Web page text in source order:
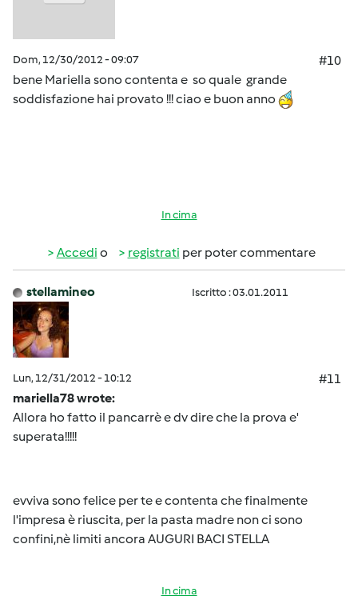
Dom, 12/30/2012 - 09:07
#10
bene Mariella sono contenta e so quale grande
soddisfazione hai provato !!! ciao e buon anno
In cima
Accedi o registrati per poter commentare
stellamineo Iscritto : 03.01.2011
Lun, 12/31/2012 - 10:12
#11
mariella78 wrote:
Allora ho fatto il pancarrè e dv dire che la prova e'
superata!!!!!
evviva sono felice per te e contenta che finalmente
l'impresa è riuscita, per la pasta madre non ci sono
confini,nè limiti ancora AUGURI BACI STELLA
In cima